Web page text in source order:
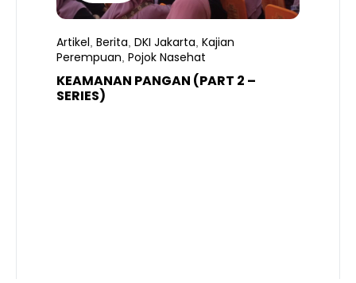
Artikel, Berita, DKI Jakarta, Kajian
Perempuan, Pojok Nasehat
KEAMANAN PANGAN (PART 2 –
SERIES)